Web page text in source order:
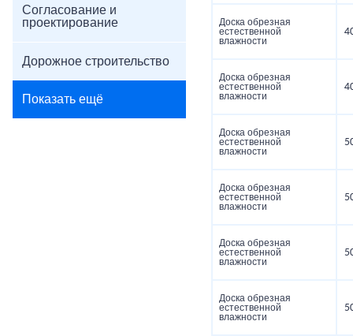
Согласование и
проектирование
Дорожное строительство
Показать ещё
Доска обрезная
естественной
влажности
Доска обрезная
естественной
влажности
Доска обрезная
естественной
влажности
Доска обрезная
естественной
влажности
Доска обрезная
естественной
влажности
Доска обрезная
естественной
влажности